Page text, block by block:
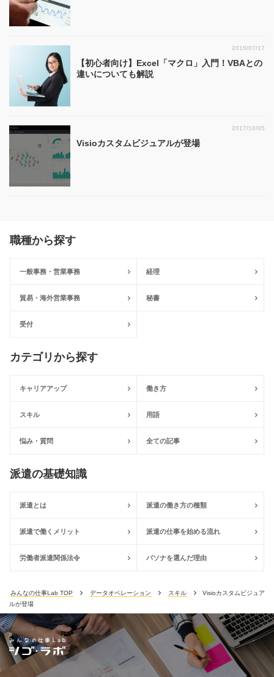
【初心者向け】Excel「マクロ」入門！VBAとの
違いについても解説
2019/07/17
Visioカスタムビジュアルが登場
2017/10/05
職種から探す
一般事務・営業事務 経理
貿易・海外営業事務 秘書
受付
カテゴリから探す
キャリアアップ 働き方
スキル 用語
悩み・質問 全ての記事
派遣の基礎知識
派遣とは 派遣の働き方の種類
派遣で働くメリット 派遣の仕事を始める流れ
労働者派遣関係法令 パソナを選んだ理由
みんなの仕事Lab TOP データオペレーション スキル
Visioカスタムビジュア
ルが登場